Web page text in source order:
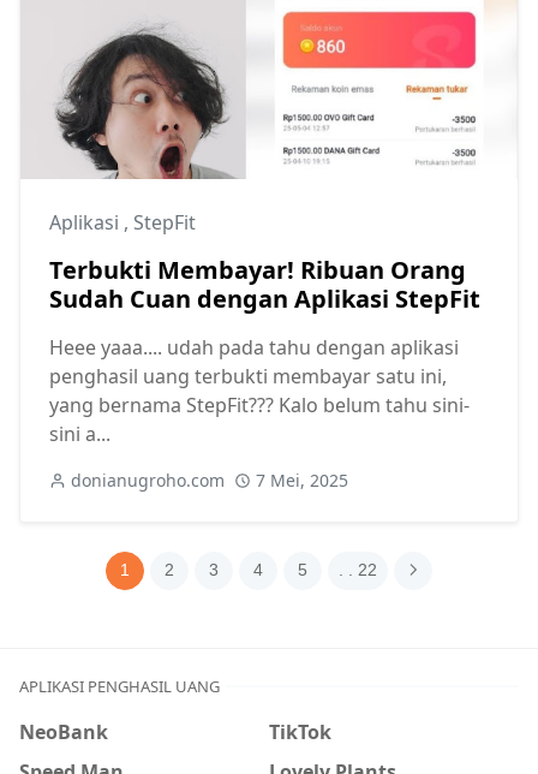
Aplikasi , StepFit
Terbukti Membayar! Ribuan Orang
Sudah Cuan dengan Aplikasi StepFit
Heee yaaa.... udah pada tahu dengan aplikasi
penghasil uang terbukti membayar satu ini,
yang bernama StepFit??? Kalo belum tahu sini-
sini a...
donianugroho.com 7 Mei, 2025
1 2 3 4 5 . . 22
APLIKASI PENGHASIL UANG
NeoBank
TikTok